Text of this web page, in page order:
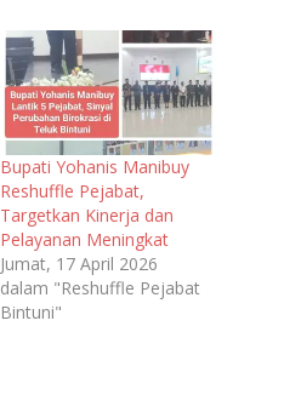
Bupati Yohanis Manibuy
Reshuffle Pejabat,
Targetkan Kinerja dan
Pelayanan Meningkat
Jumat, 17 April 2026
dalam "Reshuffle Pejabat
Bintuni"